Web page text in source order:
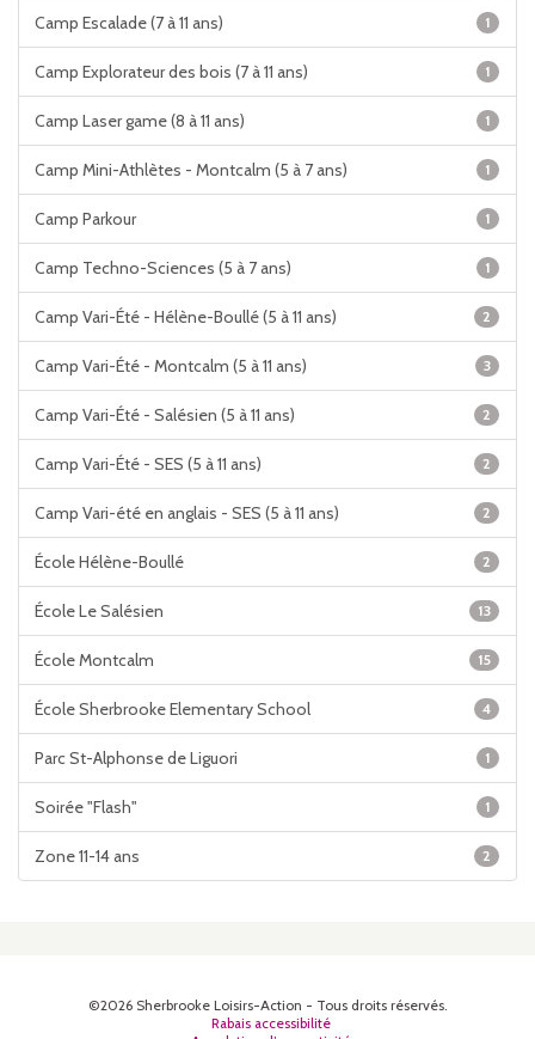
Camp Escalade (7 à 11 ans) 1
Camp Explorateur des bois (7 à 11 ans) 1
Camp Laser game (8 à 11 ans) 1
Camp Mini-Athlètes - Montcalm (5 à 7 ans) 1
Camp Parkour 1
Camp Techno-Sciences (5 à 7 ans) 1
Camp Vari-Été - Hélène-Boullé (5 à 11 ans) 2
Camp Vari-Été - Montcalm (5 à 11 ans) 3
Camp Vari-Été - Salésien (5 à 11 ans) 2
Camp Vari-Été - SES (5 à 11 ans) 2
Camp Vari-été en anglais - SES (5 à 11 ans) 2
École Hélène-Boullé 2
École Le Salésien 13
École Montcalm 15
École Sherbrooke Elementary School 4
Parc St-Alphonse de Liguori 1
Soirée "Flash" 1
Zone 11-14 ans 2
©2026 Sherbrooke Loisirs-Action - Tous droits réservés.
Rabais accessibilité